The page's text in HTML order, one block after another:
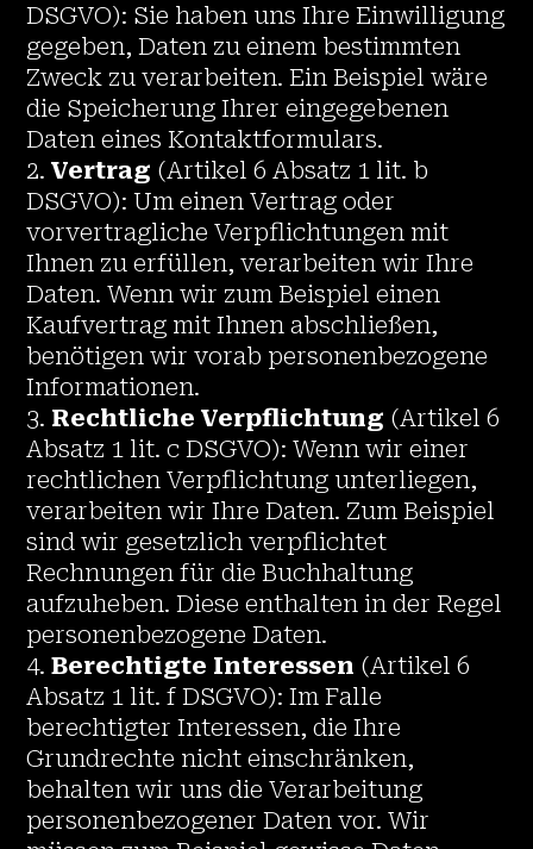
DSGVO): Sie haben uns Ihre Einwilligung
gegeben, Daten zu einem bestimmten
Zweck zu verarbeiten. Ein Beispiel wäre
die Speicherung Ihrer eingegebenen
Daten eines Kontaktformulars.
Vertrag (Artikel 6 Absatz 1 lit. b
DSGVO): Um einen Vertrag oder
vorvertragliche Verpflichtungen mit
Ihnen zu erfüllen, verarbeiten wir Ihre
Daten. Wenn wir zum Beispiel einen
Kaufvertrag mit Ihnen abschließen,
benötigen wir vorab personenbezogene
Informationen.
Rechtliche Verpflichtung (Artikel 6
Absatz 1 lit. c DSGVO): Wenn wir einer
rechtlichen Verpflichtung unterliegen,
verarbeiten wir Ihre Daten. Zum Beispiel
sind wir gesetzlich verpflichtet
Rechnungen für die Buchhaltung
aufzuheben. Diese enthalten in der Regel
personenbezogene Daten.
Berechtigte Interessen (Artikel 6
Absatz 1 lit. f DSGVO): Im Falle
berechtigter Interessen, die Ihre
Grundrechte nicht einschränken,
behalten wir uns die Verarbeitung
personenbezogener Daten vor. Wir